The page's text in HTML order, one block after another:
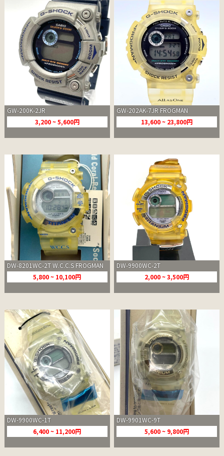
GW-200K-2JR
3,200 ~ 5,600円
GW-202AK-7JR FROGMAN
13,600 ~ 23,800円
DW-8201WC-2T W.C.C.S FROGMAN
5,800 ~ 10,100円
DW-9900WC-2T
2,000 ~ 3,500円
DW-9900WC-1T
6,400 ~ 11,200円
DW-9901WC-9T
5,600 ~ 9,800円